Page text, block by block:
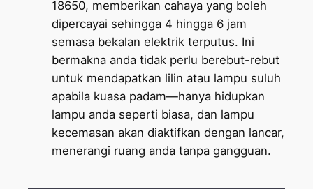
18650, memberikan cahaya yang boleh
dipercayai sehingga 4 hingga 6 jam
semasa bekalan elektrik terputus. Ini
bermakna anda tidak perlu berebut-rebut
untuk mendapatkan lilin atau lampu suluh
apabila kuasa padam—hanya hidupkan
lampu anda seperti biasa, dan lampu
kecemasan akan diaktifkan dengan lancar,
menerangi ruang anda tanpa gangguan.